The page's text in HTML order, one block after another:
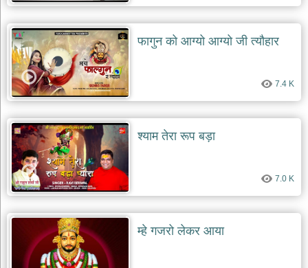
दयाल
भजन
bawa
lal
dayal
bhajans
शनि
देव
shani
dev
bhajans
आज
का
भजन
of
भजन
फागुन को आग्यो आग्यो जी त्यौहार
7.4 K
श्याम तेरा रूप बड़ा
7.0 K
म्हे गजरो लेकर आया